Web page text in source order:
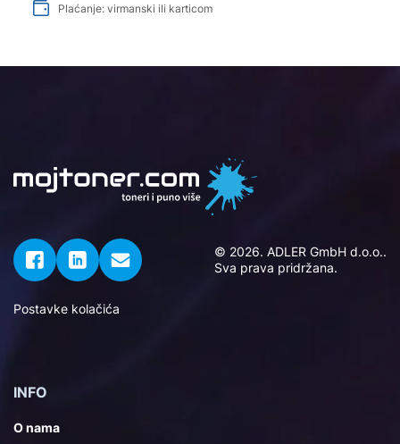
Plaćanje: virmanski ili karticom
© 2026. ADLER GmbH d.o.o..
Sva prava pridržana.
Postavke kolačića
INFO
O nama